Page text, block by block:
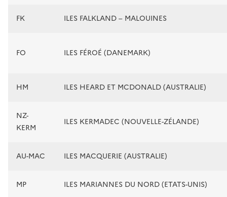
FK ILES FALKLAND – MALOUINES
FO ILES FÉROÉ (DANEMARK)
HM ILES HEARD ET MCDONALD (AUSTRALIE)
NZ-
KERM
ILES KERMADEC (NOUVELLE-ZÉLANDE)
AU-MAC ILES MACQUERIE (AUSTRALIE)
MP ILES MARIANNES DU NORD (ETATS-UNIS)